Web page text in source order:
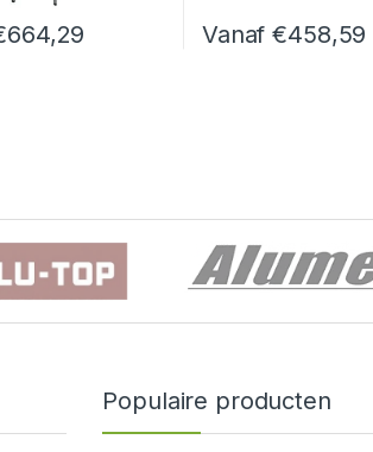
664,29 Vanaf €458,59
Populaire producten